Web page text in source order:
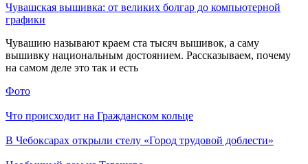
Чувашская вышивка: от великих болгар до компьютерной
графики
Чувашию называют краем ста тысяч вышивок, а саму
вышивку национальным достоянием. Рассказываем, почему
на самом деле это так и есть
Фото
Что происходит на Гражданском кольце
В Чебоксарах открыли стелу «Город трудовой доблести»